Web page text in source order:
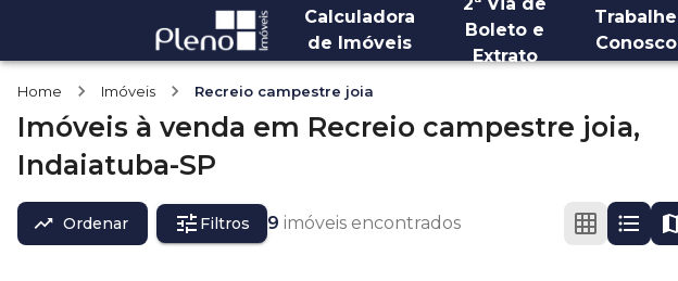
Calculadora
de Imóveis
Boleto e
Extrato
Trabalhe
Conosco
Home Imóveis Recreio campestre joia
Imóveis à venda em Recreio campestre joia,
Indaiatuba-SP
Ordenar Filtros 9 imóveis encontrados